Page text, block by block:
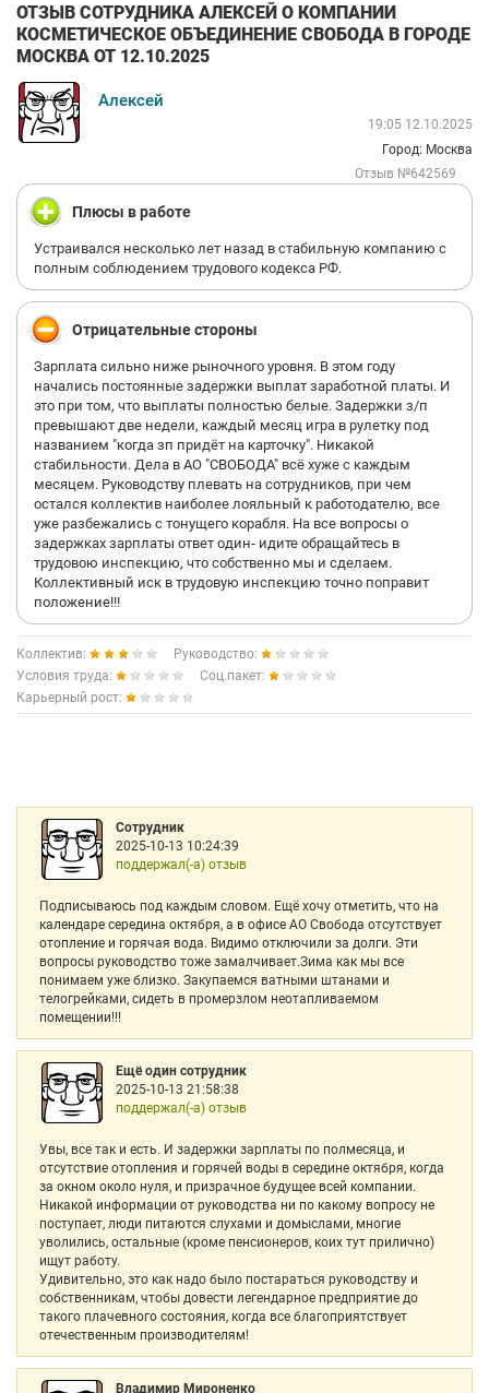
ОТЗЫВ СОТРУДНИКА АЛЕКСЕЙ О КОМПАНИИ
КОСМЕТИЧЕСКОЕ ОБЪЕДИНЕНИЕ СВОБОДА В ГОРОДЕ
МОСКВА ОТ 12.10.2025
Алексей
19:05 12.10.2025
Город: Москва
Отзыв №642569
Плюсы в работе
Устраивался несколько лет назад в стабильную компанию с
полным соблюдением трудового кодекса РФ.
Отрицательные стороны
Зарплата сильно ниже рыночного уровня. В этом году
начались постоянные задержки выплат заработной платы. И
это при том, что выплаты полностью белые. Задержки з/п
превышают две недели, каждый месяц игра в рулетку под
названием "когда зп придёт на карточку". Никакой
стабильности. Дела в АО "СВОБОДА" всё хуже с каждым
месяцем. Руководству плевать на сотрудников, при чем
остался коллектив наиболее лояльный к работодателю, все
уже разбежались с тонущего корабля. На все вопросы о
задержках зарплаты ответ один- идите обращайтесь в
трудовою инспекцию, что собственно мы и сделаем.
Коллективный иск в трудовую инспекцию точно поправит
положение!!!
Коллектив:
Руководство:
Условия труда:
Соц.пакет:
Карьерный рост:
Сотрудник
2025-10-13 10:24:39
поддержал(-а) отзыв
Подписываюсь под каждым словом. Ещё хочу отметить, что на
календаре середина октября, а в офисе АО Свобода отсутствует
отопление и горячая вода. Видимо отключили за долги. Эти
вопросы руководство тоже замалчивает.Зима как мы все
понимаем уже близко. Закупаемся ватными штанами и
телогрейками, сидеть в промерзлом неотапливаемом
помещении!!!
Ещё один сотрудник
2025-10-13 21:58:38
поддержал(-а) отзыв
Увы, все так и есть. И задержки зарплаты по полмесяца, и
отсутствие отопления и горячей воды в середине октября, когда
за окном около нуля, и призрачное будущее всей компании.
Никакой информации от руководства ни по какому вопросу не
поступает, люди питаются слухами и домыслами, многие
уволились, остальные (кроме пенсионеров, коих тут прилично)
ищут работу.
Удивительно, это как надо было постараться руководству и
собственникам, чтобы довести легендарное предприятие до
такого плачевного состояния, когда все благоприятствует
отечественным производителям!
Владимир Мироненко